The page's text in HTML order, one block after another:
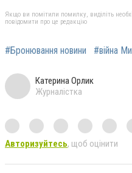
Якщо ви помітили помилку, виділіть
повідомити про це редакцію
#Бронювання новини #війна
Катерина Орлик
Журналістка
Авторизуйтесь, щоб оцінити